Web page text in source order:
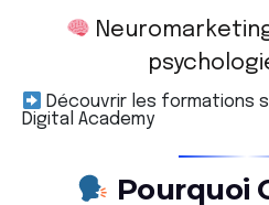
Découvrir les formations
Digital Academy
Pourquoi